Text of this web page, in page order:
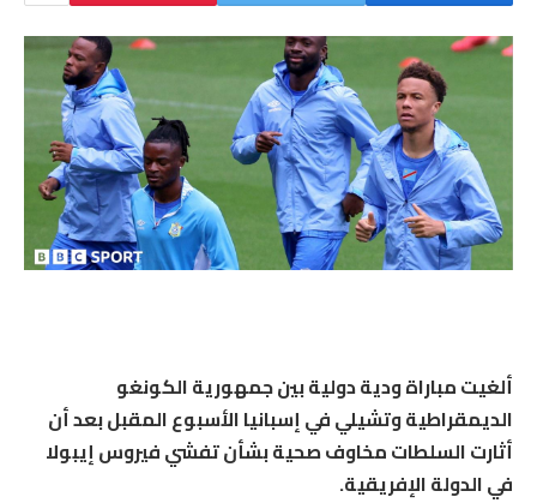
ألغيت مباراة ودية دولية بين جمهورية الكونغو
الديمقراطية وتشيلي في إسبانيا الأسبوع المقبل بعد أن
أثارت السلطات مخاوف صحية بشأن تفشي فيروس إيبولا
في الدولة الإفريقية.